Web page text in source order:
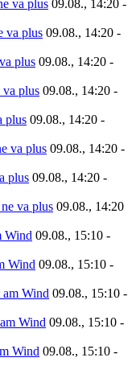
va plus 09.08., 14:20 -
va plus 09.08., 14:20 -
plus 09.08., 14:20 -
va plus 09.08., 14:20 -
plus 09.08., 14:20 -
va plus 09.08., 14:20 -
plus 09.08., 14:20 -
va plus 09.08., 14:20
Wind 09.08., 15:10 -
Wind 09.08., 15:10 -
am Wind 09.08., 15:10 -
Wind 09.08., 15:10 -
Wind 09.08., 15:10 -